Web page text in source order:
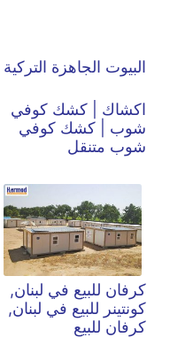
البيوت الجاهزة التركية
اكشاك | كشك كوفي
شوب | كشك كوفي
شوب متنقل
كرفان للبيع في لبنان,
كونتينر للبيع في لبنان,
كرفان للبيع